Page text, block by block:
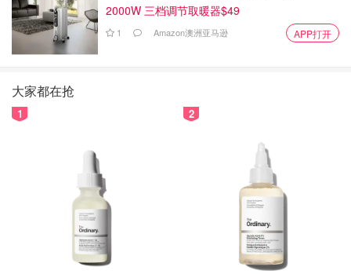
2000W 三档调节取暖器$49
1 Amazon澳洲亚马逊 APP打开
大家都在抢
1 2